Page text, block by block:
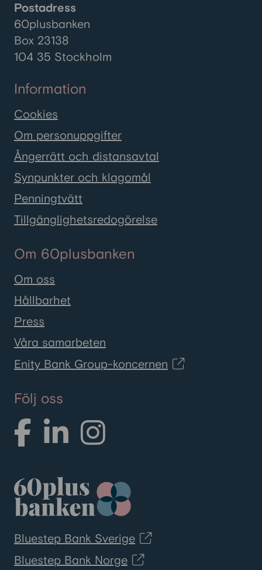
Postadress
60plusbanken
Box 23138
104 35 Stockholm
Information
Cookies
Om personuppgifter
Ångerrätt och distansavtal
Synpunkter och klagomål
Penningtvätt
Tillgänglighetsredogörelse
Om 60plusbanken
Om oss
Hållbarhet
Press
Våra samarbeten
Enity Bank Group-koncernen
Följ oss
Bluestep Bank Sverige
Bluestep Bank Norge